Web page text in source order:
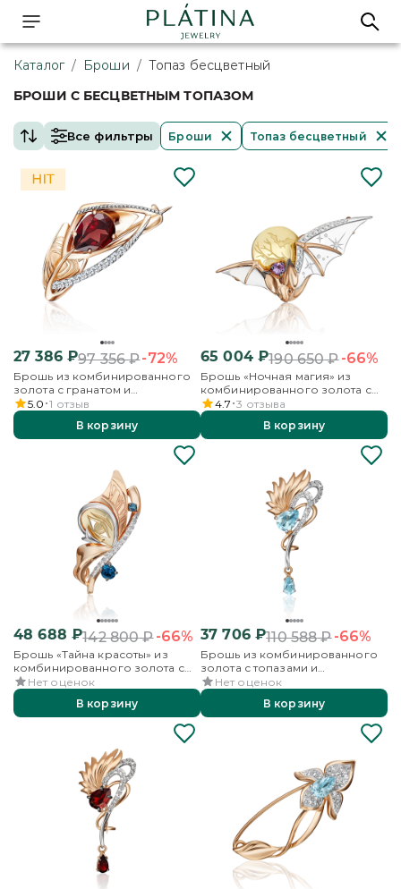
Каталог / Броши / Топаз бесцветный
БРОШИ С БЕСЦВЕТНЫМ ТОПАЗОМ
Все фильтры Броши Топаз бесцветный
27 386₽97 356₽-72%
Брошь из комбинированного
золота с гранатом и
бесцветными топазами
5.0 1 отзыв
В корзину
65 004₽190 650₽-66%
Брошь «Ночная магия» из
комбинированного золота с
аметистом и бесцветными
топазами
4.7 3 отзыва
В корзину
48 688 ₽142 800₽-66%
Брошь «Тайна красоты» из
комбинированного золота с
топазами и бесцветными
топазами
Нет оценок
В корзину
37 706₽110 588₽-66%
Брошь из комбинированного
золота с топазами и
бесцветными топазами
Нет оценок
В корзину